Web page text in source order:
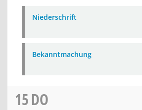
Niederschrift
Bekanntmachung
15DO